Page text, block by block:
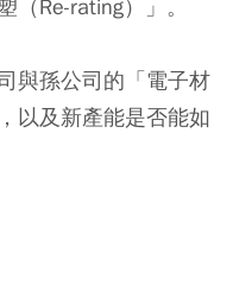
Re-rating）」。
與孫公司的「電子材
以及新產能是否能如